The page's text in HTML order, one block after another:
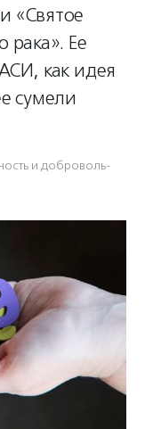
«Святое
рака». Ее
как идея
сумели
и доброволь­